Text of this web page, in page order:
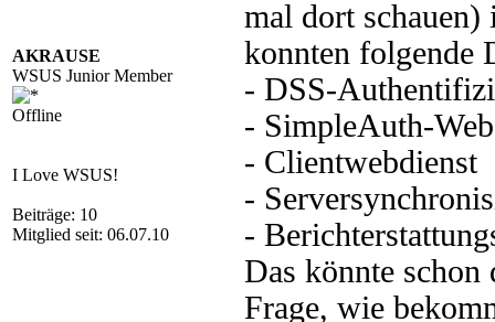
AKRAUSE
WSUS Junior Member
Offline
I Love WSUS!
Beiträge: 10
Mitglied seit: 06.07.10
mal dort schauen)
konnten folgende
- DSS-
- SimpleAuth-
- Clientwebdienst
-
-
Das könnte schon
Frage, wie